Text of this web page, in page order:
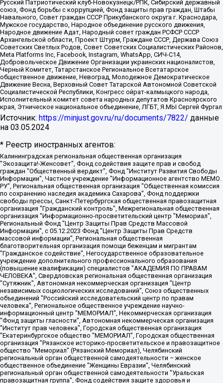
Русский Патриотический клуб-Новокузнецк/РПК, Сибирский державный
союз, Фонд борьбы с коррупцией, Фонд защиты прав граждан, Штабы
Навального, Совет граждан СССР Прикубанского округа г. Краснодара,
Мужское государство, Народное объединение русского движения,
Народное движение Адат, Народный совет граждан РСФСР СССР
Архангельской области, Проект Штурм, Граждане СССР, Держава Союз
Советских Светлых Родов, Совет Советских Социалистических Районов,
Meta Platforms Inc, Facebook, Instagram, WhatsApp, СИЧ-С14,
Добровольческое Движение Организации украинских националистов,
Черный Комитет, Татарстанское Региональное Всетатарское
общественное движение, Невоград, Молодежное Демократическое
Движение Весна, Верховный Совет Татарской Автономной Советской
Социалистической Республики, Конгресс ойрат-калмыцкого народа,
Исполнительный комитет совета народных депутатов Красноярского
края, Этническое национальное объединение, ЛГБТ, Я.МЫ Сергей Фургал
Источник: https://minjust.gov.ru/ru/documents/7822/ данные
на 03.05.2024
* Реестр иностранных агентов:
Калининградская региональная общественная организация "Экозащита!-Женсовет", Фонд содействия защите прав и свобод граждан "Общественный вердикт", Фонд "Институт Развития Свободы Информации", Частное учреждение "Информационное агентство МЕМО. РУ", Региональная общественная организация "Общественная комиссия по сохранению наследия академика Сахарова", Фонд поддержки свободы прессы, Санкт-Петербургская общественная правозащитная организация "Гражданский контроль", Межрегиональная общественная организация "Информационно-просветительский центр "Мемориал", Региональный Фонд "Центр Защиты Прав Средств Массовой Информации", с 05.12.2023 Фонд "Центр Защиты Прав Средств массовой информации", Региональная общественная благотворительная организация помощи беженцам и мигрантам "Гражданское содействие", Негосударственное образовательное учреждение дополнительного профессионального образования (повышение квалификации) специалистов "АКАДЕМИЯ ПО ПРАВАМ ЧЕЛОВЕКА", Свердловская региональная общественная организация "Сутяжник", Автономная некоммерческая организация "Центр независимых социологических исследований", Союз общественных объединений "Российский исследовательский центр по правам человека", Региональное общественное учреждение научно-информационный центр "МЕМОРИАЛ", Некоммерческая организация "Фонд защиты гласности", Автономная некоммерческая организация "Институт прав человека", Городская общественная организация "Екатеринбургское общество "МЕМОРИАЛ", Городская общественная организация "Рязанское историко-просветительское и правозащитное общество "Мемориал" (Рязанский Мемориал), Челябинский региональный орган общественной самодеятельности – женское общественное объединение "Женщины Евразии", Челябинский региональный орган общественной самодеятельности "Уральская правозащитная группа", Фонд содействия защите здоровья и социальной справедливости имени Андрея Рылькова, Автономная Некоммерческая Организация "Аналитический Центр Юрия Левады", Автономная некоммерческая организация социальной поддержки населения "Проект Апрель", Региональная общественная организация помощи женщинам и детям, находящимся в кризисной ситуации "Информационно-методический центр "Анна", Фонд содействия развитию массовых коммуникаций и правовому просвещению "Так-так-Так", Фонд содействия устойчивому развитию "Серебряная тайга", Свердловский региональный общественный фонд социальных проектов "Новое время", "Idel.Реалии", Кавказ.Реалии, Крым.Реалии, Телеканал Настоящее Время, Татаро-башкирская служба Радио Свобода (Azatliq Radiosi), Радио Свободная Европа/Радио Свобода (PCE/PC), "Сибирь.Реалии", "Фактограф", Благотворительный фонд помощи осужденным и их семьям, Автономная некоммерческая организация "Институт глобализации и социальных движений", Фонд "В защиту прав заключенных", Частное учреждение "Центр поддержки и содействия развитию средств массовой информации", Пензенский региональный общественный благотворительный фонд "Гражданский союз", "Север.Реалии", Некоммерческая организация Фонд "Правовая инициатива", Общество с ограниченной ответственностью "Радио Свободная Европа/Радио Свобода", Чешское информационное агентство "MEDIUM-ORIENT", Красноярская региональная общественная организация "Мы против СПИДа", Камалягин Денис Николаевич, Маркелов Сергей Евгеньевич, Пономарев Лев Александрович, Савицкая Людмила Алексеевна, Автономная некоммерческая организация "Центр по работе с проблемой насилия "НАСИЛИЮ.НЕТ", Межрегиональный профессиональный союз работников здравоохранения "Альянс врачей", Юридическое лицо, зарегистрированное в Латвийской Республике, SIA "Medusa Project" (регистрационный номер 40103797863, дата регистрации 10.06.2014), Некоммерческая организация "Фонд по борьбе с коррупцией", Автономная некоммерческая организация "Институт права и публичной политики", Баданин Роман Сергеевич, Гликин Максим Александрович, Железнова Мария Михайловна, Лукьянова Юлия Сергеевна, Маетная Елизавета Витальевна, Маняхин Петр Борисович, Чуракова Ольга Владимировна, Ярош Юлия Петровна, Юридическое лицо "The Insider SIA", зарегистрированное в Риге, Латвийская Республика (дата регистрации 26.06.2015), являющееся администратором доменного имени интернет-издания "The Insider SIA", https://theins.ru, Постернак Алексей Евгеньевич, Рубин Михаил Аркадьевич, Анин Роман Александрович, Юридическое лицо Istories fonds, зарегистрированное в Латвийской Республике (регистрационный номер 50008295751, дата регистрации 24.02.2020), Великовский Дмитрий Александрович, Долинина Ирина Николаевна, Мароховская Алеся Алексеевна, Шлейнов Роман Юрьевич, Шмагун Олеся Валентиновна, Общество с ограниченной ответственностью "Альтаир 2021", Общество с ограниченной ответственностью "Вега 2021", Общество с ограниченной ответственностью "Главный редактор 2021", Общество с ограниченной ответственностью "Ромашки монолит", Важенков Артем Валерьевич, Ивановская областная общественная организация "Центр гендерных исследований", Гурман Юрий Альбертович, Медиапроект "ОВД-Инфо", Егоров Владимир Владимирович, Жилинский Владимир Александрович, Общество с ограниченной ответственностью "ЗП", Иванова София Юрьевна, Карезина Инна Павловна, Кильтау Екатерина Викторовна, Петров Алексей Викторович, Пискунов Сергей Евгеньевич, Смирнов Сергей Сергеевич, Тихонов Михаил Сергеевич, Общество с ограниченной ответственностью "ЖУРНАЛИСТ-ИНОСТРАННЫЙ АГЕНТ", Арапова Галина Юрьевна, Вольтская Татьяна Анатольевна, Американская компания "Mason G.E.S. Anonymous Foundation" (США), являющаяся владельцем интернет-издания https://mnews.world/, Компания "Stichting Bellingcat", зарегистрированная в Нидерландах (дата регистрации 11.07.2018), Захаров Андрей Вячеславович, Клепиковская Екатерина Дмитриевна, Общество с ограниченной ответственностью "МЕМО", Перл Роман Александрович, Симонов Евгений Алексеевич, Соловьева Елена Анатольевна, Сотников Даниил Владимирович, Сурначева Елизавета Дмитриевна, Автономная некоммерческая организация по защите прав человека и информированию населения "Якутия – Наше Мнение", Общество с ограниченной ответственностью "Москоу диджитал медиа", с 26.01.2023 Общество с ограниченной ответственностью "Чайка Белые сады", Ветошкина Валерия Валерьевна, Заговора Максим Александрович, Межрегиональное общественное движение "Российская ЛГБТ - сеть", Оленичев Максим Владимирович, Павлов Иван Юрьевич, Скворцова Елена Сергеевна, Общество с ограниченной ответственностью "Как бы инагент", Кочетков Игорь Викторович, Общество с ограниченной ответственностью "Честные выборы", Еланчик Олег Александрович, Общество с ограниченной ответственностью "Нобелевский призыв", Гималова Регина Эмилевна, Григорьев Андрей Валерьевич, Григорьева Алина Александровна, Ассоциация по содействию защите прав призывников, альтернативнослужащих и военнослужащих "Правозащитная группа "Гражданин.Армия.Право", Хисамова Регина Фаритовна, Автономная некоммерческая организация по реализации социально-правовых программ "Лилит", Дальневосточное общественное движение "Маяк", Санкт-Петербургская ЛГБТ-инициативная группа "Выход", Инициативная группа ЛГБТ+ "Реверс", Алексеев Андрей Викторович, Бекбулатова Таисия Львовна, Беляев Иван Михайлович, Владыкина Елена Сергеевна, Гельман Марат Александрович, Никульшина Вероника Юрьевна, Толоконникова Надежда Андреевна, Шендерович Виктор Анатольевич, Общество с ограниченной ответственностью "Данное сообщение", Общество с ограниченной ответственностью Издательский дом "Новая глава", Айнбиндер Александра Александровна, Московский комьюнити-центр для ЛГБТ+инициатив, Благотворительный фонд развития филантропии, Deutsche Welle (Германия, Kurt-Schumacher-Strasse 3, 53113 Bonn), Борзунова Мария Михайловна, Воробьев Виктор Викторович, Голубева Анна Львовна, Константинова Алла Михайловна, Малкова Ирина Владимировна, Мурадов Мурад Абдулгалимович, Осетинская Елизавета Николаевна, Понасенков Евгений Николаевич, Ганапольский Матвей Юрьевич, Киселев Евгений Алексеевич, Борухович Ирина Григорьевна, Дремин Иван Тимофеевич, Дубровский Дмитрий Викторович, Красноярская региональная общественная организация поддержки и развития альтернативных образовательных технологий и межкультурных коммуникаций "ИНТЕРРА", Маяковская Екатерина Алексеевна, Фейгин Марк Захарович, Филимонов Андрей Викторович, Дзугкоева Регина Николаевна, Доброхотов Роман Александрович, Дудь Юрий Александрович, Елкин Сергей Владимирович, Кругликов Кирилл Игоревич, Сабунаева Мария Леонидовна, Семенов Алексей Владимирович, Шаинян Карен Багратович, Шульман Екатерина Михайловна, Асафьев Артур Валерьевич, Вахштайн Виктор Семенович, Венедиктов Алексей Алексеевич, Лушникова Екатерина Евгеньевна, Волков Леонид Михайлович, Невзоров Александр Глебович, Пархоменко Сергей Борисович, Сироткин Ярослав Николаевич, Кара-Мурза Владимир Владимирович, Баранова Наталья Владимировна, Гозман Леонид Яковлевич, Кагарлицкий Борис Юльевич, Климарев Михаил Валерьевич, Милов Владимир Станиславович, Автономная некоммерческая организация Краснодарский центр современного искусства "Типография", Моргенштерн Алишер Тагирович, Соболь Любовь Эдуардовна, Общество с ограниченной ответственностью "ЛИЗА НОРМ", Каспаров Гарри Кимович, Ходорковский Михаил Борисович, Общество с ограниченной ответственностью "Апрельские тезисы", Данилович Ирина Брониславовна, Кашин Олег Владимирович, Петров Николай Владимирович, Пивоваров Алексей Владимирович, Соколов Михаил Владимирович, Цветкова Юлия Владимировна, Чичваркин Евгений Александрович, Комитет против пыток/Команда против пыток, Общество с ограниченной ответственностью "Первый научный", Общество с ограниченной ответственностью "Вертолет и ко", Белоцерковская Вероника Борисовна, Кац Максим Евгеньевич, Лазарева Татьяна Юрьевна, Шаведдинов Руслан Табризович, Яшин Илья Валерьевич, Общество с ограниченной ответственностью "Иноагент ААВ", Алешковский Дмитрий Петрович, Альбац Евгения Марковна, Быков Дмитрий Львович, Галямина Юлия Евгеньевна, Лойко Сергей Леонидович, Мартынов Кирилл Константинович, Медведев Сергей Александрович, Крашенинников Федор Геннадиевич, Гордеева Катерина Вл